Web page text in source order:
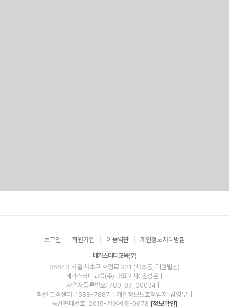
로그인 회원가입 이용약관 개인정보처리방침
메가스터디교육(주)
06643 서울 서초구 효령로 321 (서초동, 덕원빌딩)
메가스터디교육(주) 대표이사: 손성은 |
사업자등록번호: 780-87-00034
학원 고객센터: 1588-7887
| 개인정보보호책임자: 김영무
통신판매번호: 2015-서울서초-0678 [정보확인]